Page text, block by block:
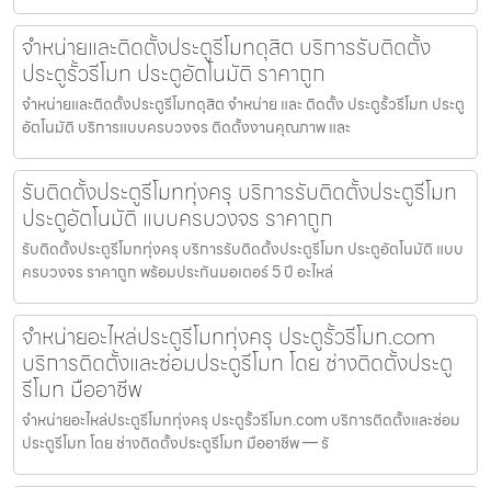
จำหน่ายและติดตั้งประตูรีโมทดุสิต บริการรับติดตั้ง
ประตูรั้วรีโมท ประตูอัตโนมัติ ราคาถูก
จำหน่ายและติดตั้งประตูรีโมทดุสิต จำหน่าย และ ติดตั้ง ประตูรั้วรีโมท ประตู
อัตโนมัติ บริการแบบครบวงจร ติดตั้งงานคุณภาพ และ
รับติดตั้งประตูรีโมททุ่งครุ บริการรับติดตั้งประตูรีโมท
ประตูอัตโนมัติ แบบครบวงจร ราคาถูก
รับติดตั้งประตูรีโมททุ่งครุ บริการรับติดตั้งประตูรีโมท ประตูอัตโนมัติ แบบ
ครบวงจร ราคาถูก พร้อมประกันมอเตอร์ 5 ปี อะไหล่
จำหน่ายอะไหล่ประตูรีโมททุ่งครุ ประตูรั้วรีโมท.com
บริการติดตั้งและซ่อมประตูรีโมท โดย ช่างติดตั้งประตู
รีโมท มืออาชีพ
จำหน่ายอะไหล่ประตูรีโมททุ่งครุ ประตูรั้วรีโมท.com บริการติดตั้งและซ่อม
ประตูรีโมท โดย ช่างติดตั้งประตูรีโมท มืออาชีพ — รั